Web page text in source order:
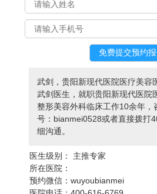
武剑，贵阳新现代医院医疗美容
武剑医生，就职贵阳新现代医院
整形美容外科临床工作10余年，
号：bianmei0528或者直接拨打
细沟通。
医生级别：
主推专家
所在医院：
预约微信：wuyoubianmei